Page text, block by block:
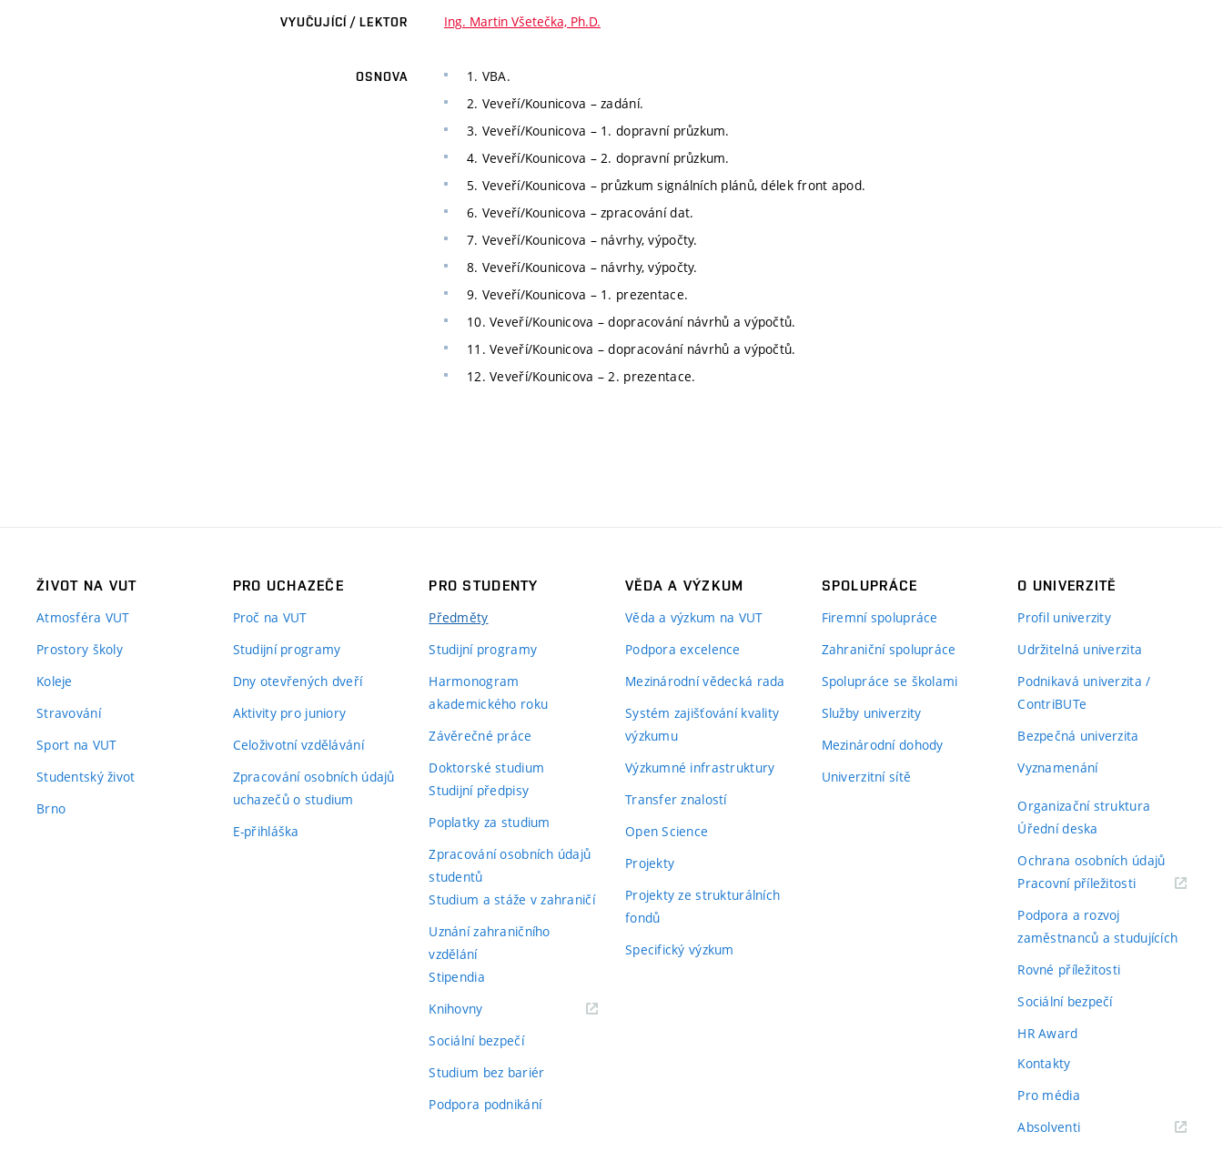
VYUČUJÍCÍ / LEKTOR Ing. Martin Všetečka, Ph.D.
OSNOVA
1. VBA.
2. Veveří/Kounicova – zadání.
3. Veveří/Kounicova – 1. dopravní průzkum.
4. Veveří/Kounicova – 2. dopravní průzkum.
5. Veveří/Kounicova – průzkum signálních plánů, délek front apod.
6. Veveří/Kounicova – zpracování dat.
7. Veveří/Kounicova – návrhy, výpočty.
8. Veveří/Kounicova – návrhy, výpočty.
9. Veveří/Kounicova – 1. prezentace.
10. Veveří/Kounicova – dopracování návrhů a výpočtů.
11. Veveří/Kounicova – dopracování návrhů a výpočtů.
12. Veveří/Kounicova – 2. prezentace.
ŽIVOT NA VUT
Atmosféra VUT
Prostory školy
Koleje
Stravování
Sport na VUT
Studentský život
Brno
PRO UCHAZEČE
Proč na VUT
Studijní programy
Dny otevřených dveří
Aktivity pro juniory
Celoživotní vzdělávání
Zpracování osobních údajů
uchazečů o studium
E-přihláška
PRO STUDENTY
Předměty
Studijní programy
Harmonogram
akademického roku
Závěrečné práce
Doktorské studium
Studijní předpisy
Poplatky za studium
Zpracování osobních údajů
studentů
Studium a stáže v zahraničí
Uznání zahraničního
vzdělání
Stipendia
Knihovny(externí
Sociální bezpečí
Studium bez bariér
Podpora podnikání
VĚDA A VÝZKUM
Věda a výzkum na VUT
Podpora excelence
Mezinárodní vědecká rada
Systém zajišťování kvality
výzkumu
Výzkumné infrastruktury
Transfer znalostí
Open Science
Projekty
Projekty ze strukturálních
fondů
Specifický výzkum
SPOLUPRÁCE
Firemní spolupráce
Zahraniční spolupráce
Spolupráce se školami
Služby univerzity
Mezinárodní dohody
Univerzitní sítě
O UNIVERZITĚ
Profil univerzity
Udržitelná univerzita
Podnikavá univerzita /
ContriBUTe
Bezpečná univerzita
Vyznamenání
Organizační struktura
Úřední deska
Ochrana osobních údajů
Pracovní příležitosti(externí
Podpora a rozvoj
zaměstnanců a studujících
Rovné příležitosti
Sociální bezpečí
HR Award
Kontakty
Pro média
Absolventi(externí